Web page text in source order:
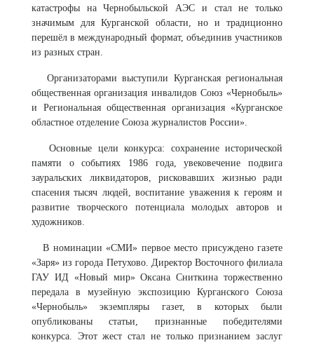
катастрофы на Чернобыльской АЭС и стал не только
значимым для Курганской области, но и традиционно
перешёл в международный формат, объединив участников
из разных стран.
Организаторами выступили Курганская региональная
общественная организация инвалидов Союз «Чернобыль»
и Региональная общественная организация «Курганское
областное отделение Союза журналистов России».
Основные цели конкурса: сохранение исторической
памяти о событиях 1986 года, увековечение подвига
зауральских ликвидаторов, рисковавших жизнью ради
спасения тысяч людей, воспитание уважения к героям и
развитие творческого потенциала молодых авторов и
художников.
В номинации «СМИ» первое место присуждено газете
«Заря» из города Петухово. Директор Восточного филиала
ГАУ ИД «Новый мир» Оксана Сниткина торжественно
передала в музейную экспозицию Курганского Союза
«Чернобыль» экземпляры газет, в которых были
опубликованы статьи, признанные победителями
конкурса. Этот жест стал не только признанием заслуг